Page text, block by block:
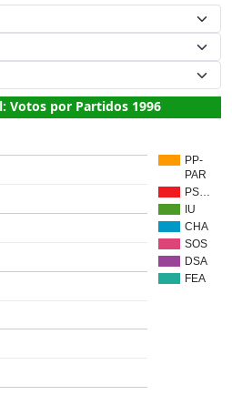
Votos por Partidos 1996
PP-
PAR
PS…
IU
CHA
SOS
DSA
FEA